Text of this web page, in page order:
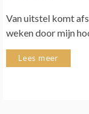
Van uitstel komt
weken door mijn
Lees meer